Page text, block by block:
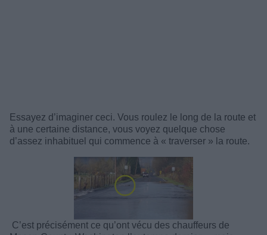
Essayez d’imaginer ceci. Vous roulez le long de la route et
à une certaine distance, vous voyez quelque chose
d’assez inhabituel qui commence à « traverser » la route.
C’est précisément ce qu’ont vécu des chauffeurs de